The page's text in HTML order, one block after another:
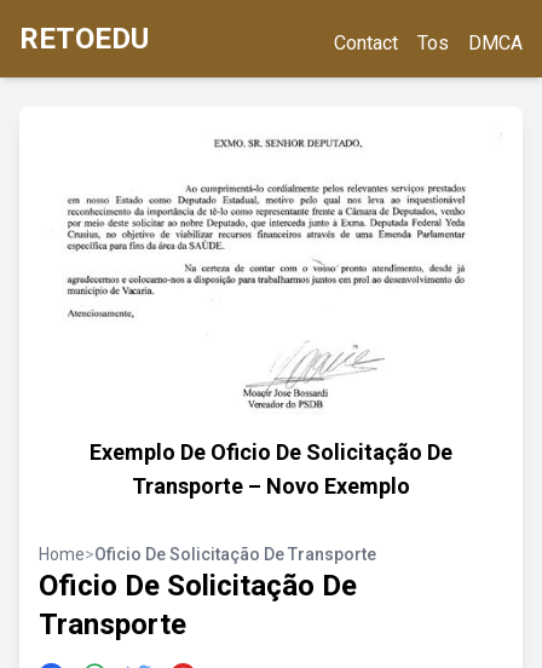
RETOEDU Contact Tos DMCA
Exemplo De Oficio De Solicitação De
Transporte – Novo Exemplo
Home>Oficio De Solicitação De Transporte
Oficio De Solicitação De
Transporte